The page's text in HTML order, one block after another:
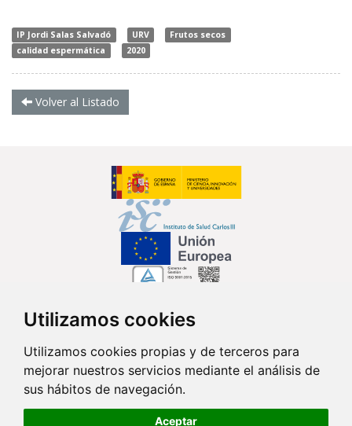
Utilizamos cookies
Utilizamos cookies propias y de terceros para
mejorar nuestros servicios mediante el análisis de
sus hábitos de navegación.
Aceptar
IP Jordi Salas Salvadó URV
Frutos secos
calidad espermática
2020
Volver al Listado
Síguenos en...
Contacto
Av. Monforte de Lemos, 3-5. Pabellón 11. Planta 0 28029 Madrid